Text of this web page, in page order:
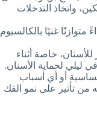
واتخاذ التدخلات
غنيًا بالكالسيوم
خاصة أثناء
ليلي لحماية الأسنان.
أو أي أسباب
من تأثير على نمو الفك